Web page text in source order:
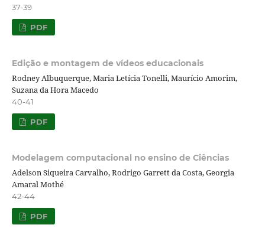
37-39
PDF
Edição e montagem de vídeos educacionais
Rodney Albuquerque, Maria Letícia Tonelli, Maurício Amorim,
Suzana da Hora Macedo
40-41
PDF
Modelagem computacional no ensino de Ciências
Adelson Siqueira Carvalho, Rodrigo Garrett da Costa, Georgia
Amaral Mothé
42-44
PDF